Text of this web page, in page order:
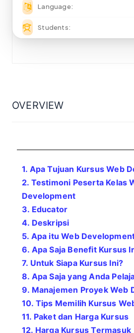
OVERVIEW
1. Apa Tujuan Kursus Web
2. Testimoni Peserta Kelas
Development
3. Educator
4. Deskripsi
5. Apa itu Web
6. Apa Saja Benefit Kursus
7. Untuk Siapa Kursus Ini?
8. Apa Saja yang Anda
9. Manajemen Proyek Web
10. Tips Memilih Kursus
11. Paket dan Harga Kursus
12. Harga Kursus Termasuk
Language
Students